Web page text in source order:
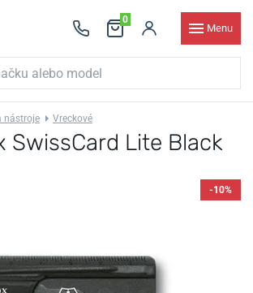
0
Menu
nástroje Vreckové
SwissCard Lite Black
-10%